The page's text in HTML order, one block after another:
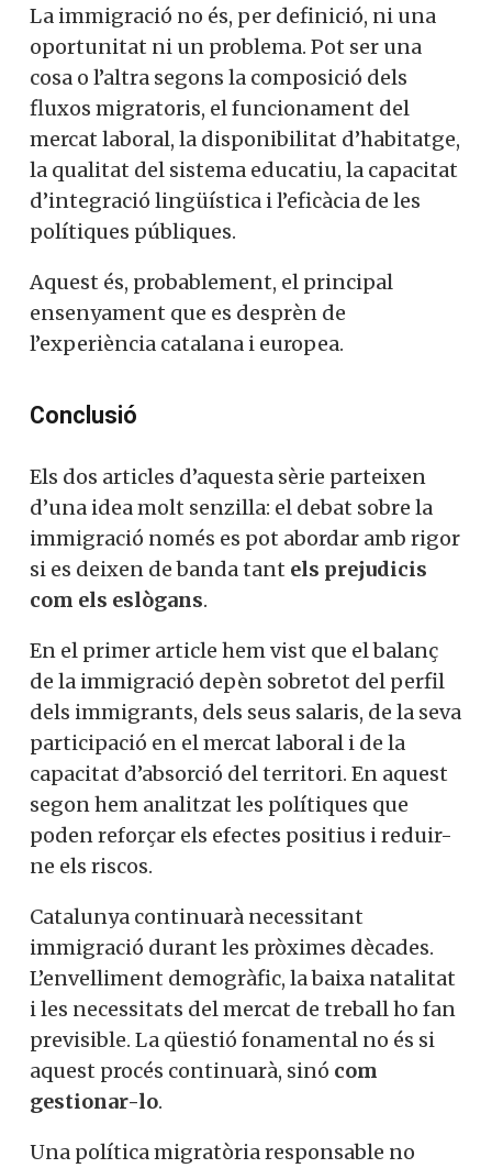
La immigració no és, per definició, ni una
oportunitat ni un problema. Pot ser una
cosa o l’altra segons la composició dels
fluxos migratoris, el funcionament del
mercat laboral, la disponibilitat d’habitatge,
la qualitat del sistema educatiu, la capacitat
d’integració lingüística i l’eficàcia de les
polítiques públiques.
Aquest és, probablement, el principal
ensenyament que es desprèn de
l’experiència catalana i europea.
Conclusió
Els dos articles d’aquesta sèrie parteixen
d’una idea molt senzilla: el debat sobre la
immigració només es pot abordar amb rigor
si es deixen de banda tant els prejudicis
com els eslògans.
En el primer article hem vist que el balanç
de la immigració depèn sobretot del perfil
dels immigrants, dels seus salaris, de la seva
participació en el mercat laboral i de la
capacitat d’absorció del territori. En aquest
segon hem analitzat les polítiques que
poden reforçar els efectes positius i reduir-
ne els riscos.
Catalunya continuarà necessitant
immigració durant les pròximes dècades.
L’envelliment demogràfic, la baixa natalitat
i les necessitats del mercat de treball ho fan
previsible. La qüestió fonamental no és si
aquest procés continuarà, sinó com
gestionar-lo.
Una política migratòria responsable no